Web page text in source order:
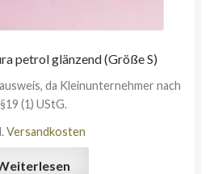
petrol glänzend (Größe S)
da Kleinunternehmer nach
§19 (1) UStG.
Versandkosten